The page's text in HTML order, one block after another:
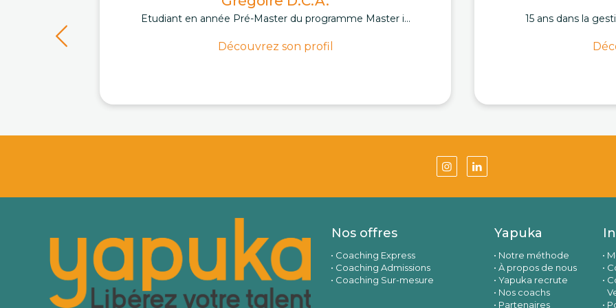
Etudiant en année Pré-Master du programme Master i...
Découvrez son profil
15 ans dans la
Nos offres
Coaching Express
Coaching Admissions
Coaching Sur-mesure
Yapuka
Notre méthode
À propos de nous
Yapuka recrute
Nos coachs
Partenaires